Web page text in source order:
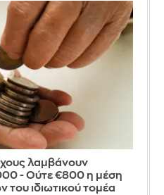
λαμβάνουν
- Ούτε €800 η μέση
ιδιωτικού τομέα